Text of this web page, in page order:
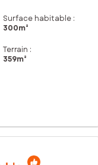
Surface habitable :
300m²
Terrain :
359m²